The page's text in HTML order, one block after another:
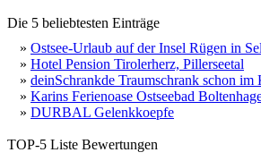
Die 5 beliebtesten Einträge
» Ostsee-Urlaub auf der Insel Rügen in
» Hotel Pension Tirolerherz, Pillerseetal
» deinSchrankde Traumschrank schon im
» Karins Ferienoase Ostseebad
» DURBAL Gelenkkoepfe
TOP-5 Liste Bewertungen